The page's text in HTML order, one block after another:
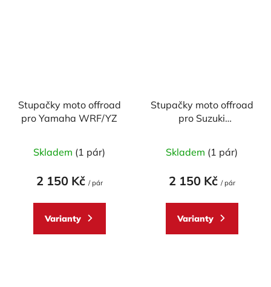
Stupačky moto offroad
pro Yamaha WRF/YZ
Skladem (1 pár)
2 150 Kč / pár
Varianty
Stupačky moto offroad
pro Suzuki
Skladem (1 pár)
2 150 Kč / pár
Varianty